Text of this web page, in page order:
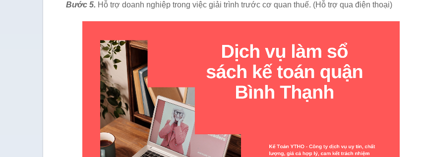
Bước 5. Hỗ trợ doanh nghiệp trong việc giải trình trước cơ quan thuế. (Hỗ trợ qua điện thoại)